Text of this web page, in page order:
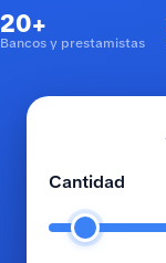
20+
Bancos y prestamistas
Cantidad